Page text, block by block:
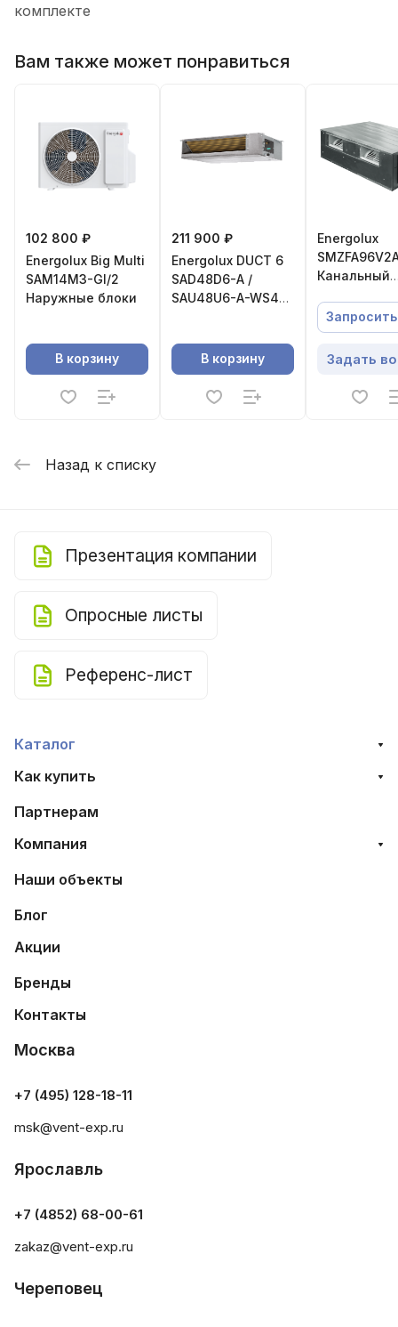
комплекте
Вам также может понравиться
102 800 ₽
Energolux Big Multi
SAM14M3-GI/2
Наружные блоки
В корзину
211 900 ₽
Energolux DUCT 6
SAD48D6-A /
SAU48U6-A-WS40
В корзину
Energolux
Канальный
100%
свежего
Задать
Назад к списку
Презентация компании
Опросные листы
Референс-лист
Каталог
Как купить
Партнерам
Компания
Наши объекты
Блог
Акции
Бренды
Контакты
Москва
+7 (495) 128-18-11
msk@vent-exp.ru
Ярославль
+7 (4852) 68-00-61
zakaz@vent-exp.ru
Череповец